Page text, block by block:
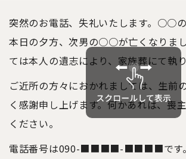
突然のお電話、失礼いた します。○○
本日の夕方、次男の○○が亡くなりま
ては本人の遺志により、家族葬にて執り
ご近所の方々におかれましては、生前
く感謝申し上げます。何かあれば、喪
ください。
電話番号は090-■■■■-■■■■です。